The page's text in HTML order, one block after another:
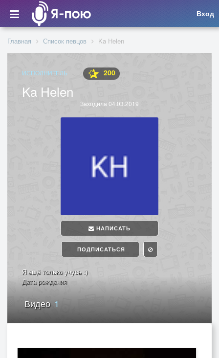
Вход
Главная Список певцов Ka Helen
ИСПОЛНИТЕЛЬ 200
Ka Helen
Заходила 04.03.2019
НАПИСАТЬ
ПОДПИСАТЬСЯ
Я ещё только учусь :)
Дата рождения
Видео1